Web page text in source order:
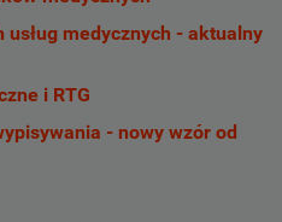
medycznych - aktualny
i RTG
- nowy wzór od